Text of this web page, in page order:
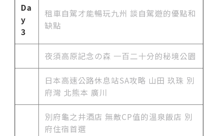
Da
y
3
租車自駕才能暢玩九州 談自駕遊的優點和
缺點
夜須高原記念の森 一百二十分的秘境公園
日本高速公路休息站SA攻略 山田 玖珠 別
府灣 北熊本 廣川
別府龜之井酒店 無敵CP值的溫泉飯店 別
府住宿首選